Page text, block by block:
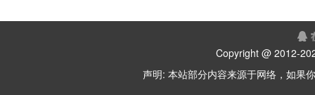
Copyright @ 2012-
声明: 本站部分内容来源于网络，如果